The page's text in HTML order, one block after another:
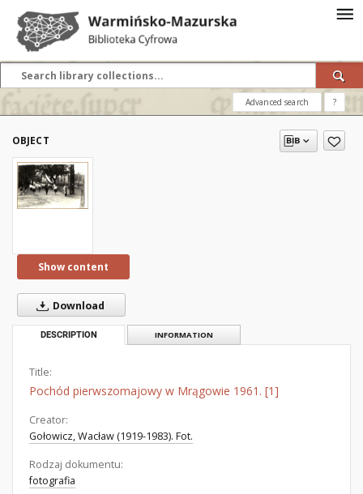
Advanced search ?
OBJECT
Show content
Download
DESCRIPTION INFORMATION
Title:
Pochód pierwszomajowy w Mrągowie 1961. [1]
Creator:
Gołowicz, Wacław (1919-1983). Fot.
Rodzaj dokumentu:
fotografia